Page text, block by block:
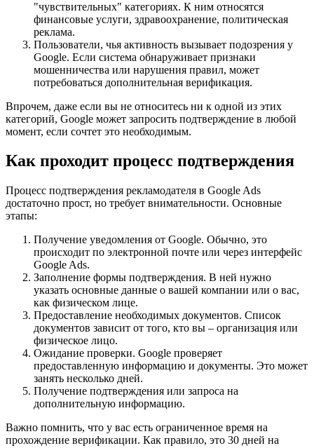
"чувствительных" категориях. К ним относятся
финансовые услуги, здравоохранение, политическая
реклама.
Пользователи, чья активность вызывает подозрения у
Google. Если система обнаруживает признаки
мошенничества или нарушения правил, может
потребоваться дополнительная верификация.
Впрочем, даже если вы не относитесь ни к одной из этих
категорий, Google может запросить подтверждение в любой
момент, если сочтет это необходимым.
Как проходит процесс подтверждения
Процесс подтверждения рекламодателя в Google Ads
достаточно прост, но требует внимательности. Основные
этапы:
Получение уведомления от Google. Обычно, это
происходит по электронной почте или через интерфейс
Google Ads.
Заполнение формы подтверждения. В ней нужно
указать основные данные о вашей компании или о вас,
как физическом лице.
Предоставление необходимых документов. Список
документов зависит от того, кто вы – организация или
физическое лицо.
Ожидание проверки. Google проверяет
предоставленную информацию и документы. Это может
занять несколько дней.
Получение подтверждения или запроса на
дополнительную информацию.
Важно помнить, что у вас есть ограниченное время на
прохождение верификации. Как правило, это 30 дней на